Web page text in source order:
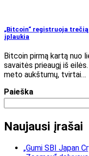
„Bitcoin“ registruoja
įplaukia
Bitcoin pirmą kartą nuo
savaitės prieaugį iš
meto aukštumų, tvirtai…
Paieška
Naujausi įrašai
„Gumi SBI Japan